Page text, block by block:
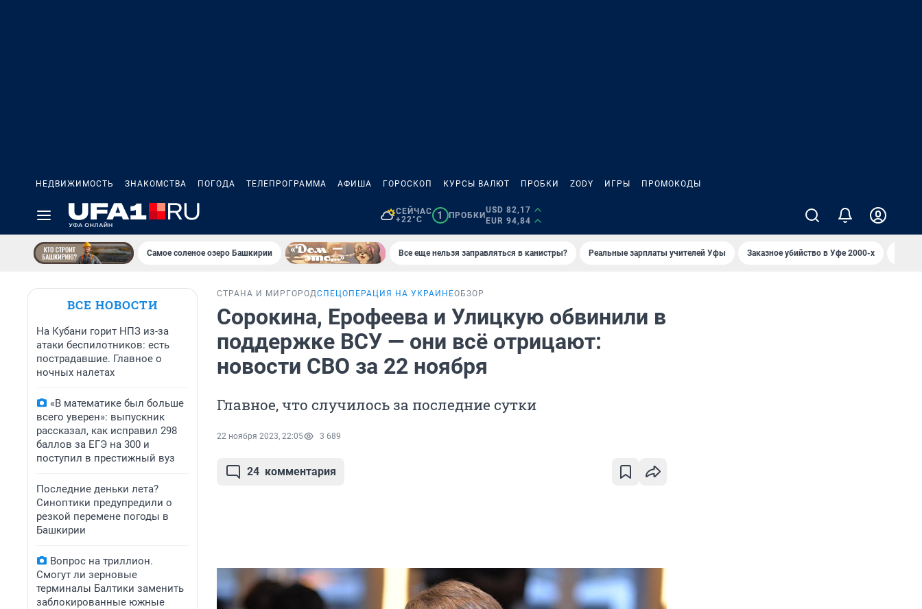
НЕДВИЖИМОСТЬ ЗНАКОМСТВА ПОГОДА ТЕЛЕПРОГРАММА АФИША ГОРОСКОП КУРСЫ ВАЛЮТ ПРОБКИ ZODY ИГРЫ ПРОМОКОДЫ
СЕЙЧАС
+22°C
1 ПРОБКИ
USD 82,17
EUR 94,84
Самое соленое озеро Башкирии Все еще нельзя заправляться в канистры? Реальные зарплаты учителей Уфы Заказное убийство в Уфе 2000-х
ВСЕ НОВОСТИ
На Кубани горит НПЗ из-за
атаки беспилотников: есть
пострадавшие. Главное о
ночных налетах
«В математике был больше
всего уверен»: выпускник
рассказал, как исправил 298
баллов за ЕГЭ на 300 и
поступил в престижный вуз
Последние деньки лета?
Синоптики предупредили о
резкой перемене погоды в
Башкирии
Вопрос на триллион.
Смогут ли зерновые
терминалы Балтики заменить
заблокированные южные
СТРАНА И МИР ГОРОДСПЕЦОПЕРАЦИЯ НА УКРАИНЕОБЗОР
Сорокина, Ерофеева и Улицкую обвинили в
поддержке ВСУ — они всё отрицают:
новости СВО за 22 ноября
Главное, что случилось за последние сутки
22 ноября 2023, 22:05 3 689
24 комментария